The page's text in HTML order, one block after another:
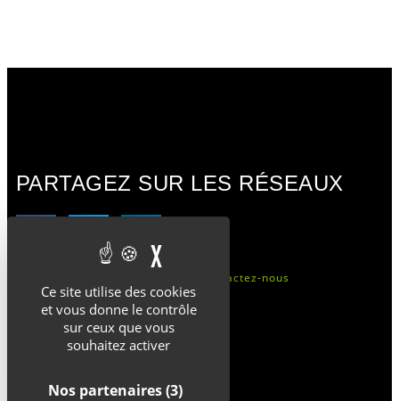
Ce site utilise des cookies
et vous donne le contrôle
sur ceux que vous
souhaitez activer
Nos partenaires(3)
X
PARTAGEZ SUR LES RÉSEAUX
Contactez-nous